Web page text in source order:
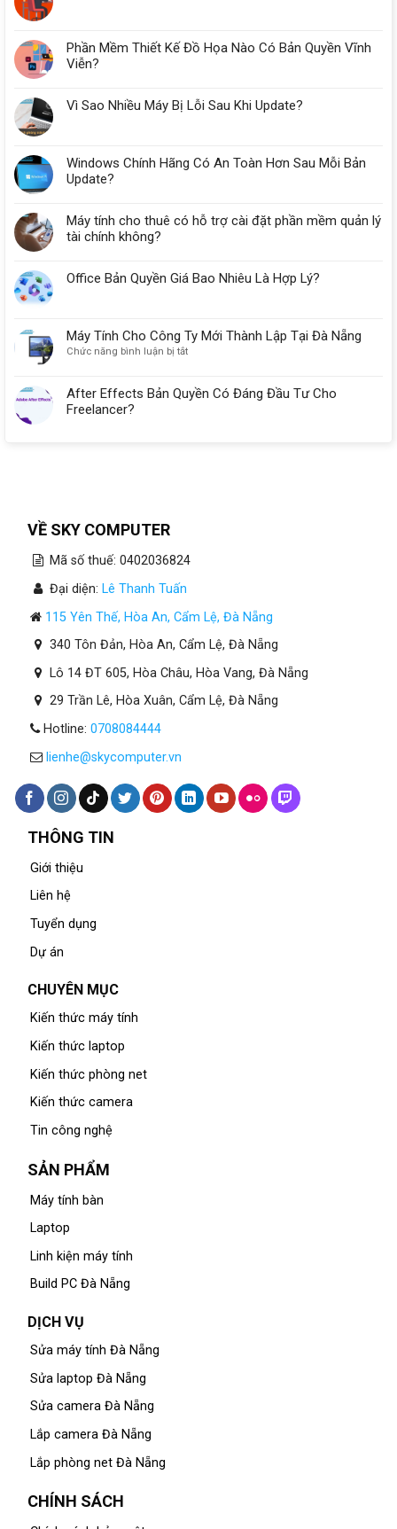
Phần Mềm Thiết Kế Đồ Họa Nào Có Bản Quyền Vĩnh
Viễn?
Vì Sao Nhiều Máy Bị Lỗi Sau Khi Update?
Windows Chính Hãng Có An Toàn Hơn Sau Mỗi Bản
Update?
Máy tính cho thuê có hỗ trợ cài đặt phần mềm quản lý
tài chính không?
Office Bản Quyền Giá Bao Nhiêu Là Hợp Lý?
Máy Tính Cho Công Ty Mới Thành Lập Tại Đà Nẵng
Chức năng bình luận bị tắtở
Cho
After Effects Bản Quyền Có Đáng Đầu Tư Cho
Freelancer?
VỀ SKY COMPUTER
Mã số thuế: 0402036824
Đại diện: Lê Thanh Tuấn
115 Yên Thế, Hòa An, Cẩm Lệ, Đà Nẵng
340 Tôn Đản, Hòa An, Cẩm Lệ, Đà Nẵng
Lô 14 ĐT 605, Hòa Châu, Hòa Vang, Đà Nẵng
29 Trần Lê, Hòa Xuân, Cẩm Lệ, Đà Nẵng
Hotline: 0708084444
lienhe@skycomputer.vn
THÔNG TIN
Giới thiệu
Liên hệ
Tuyển dụng
Dự án
CHUYÊN MỤC
Kiến thức máy tính
Kiến thức laptop
Kiến thức phòng net
Kiến thức camera
Tin công nghệ
SẢN PHẨM
Máy tính bàn
Laptop
Linh kiện máy tính
Build PC Đà Nẵng
DỊCH VỤ
Sửa máy tính Đà Nẵng
Sửa laptop Đà Nẵng
Sửa camera Đà Nẵng
Lắp camera Đà Nẵng
Lắp phòng net Đà Nẵng
CHÍNH SÁCH